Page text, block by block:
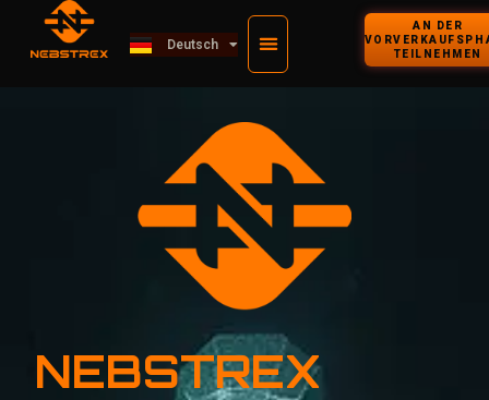
Deutsch
Kiswahili
AN DER
TEILNEHMEN
NEBSTREX